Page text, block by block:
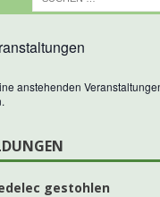
anstehenden
gestohlen